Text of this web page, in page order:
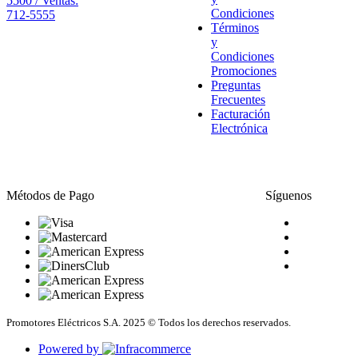
712-5555
Condiciones
Términos
y
Condiciones
Promociones
Preguntas
Frecuentes
Facturación
Electrónica
Métodos de Pago Síguenos
Promotores Eléctricos S.A. 2025 © Todos los derechos reservados.
Powered by